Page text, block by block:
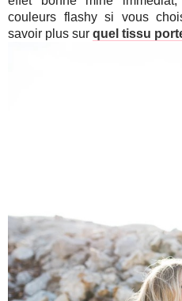
couleurs flashy si vous
savoir plus sur quel tissu